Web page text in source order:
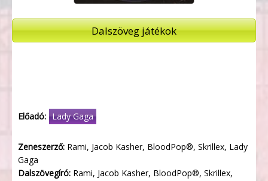
Dalszöveg játékok
Előadó: Lady Gaga
Zeneszerző: Rami, Jacob Kasher, BloodPop®, Skrillex, Lady
Gaga
Dalszövegíró: Rami, Jacob Kasher, BloodPop®, Skrillex,